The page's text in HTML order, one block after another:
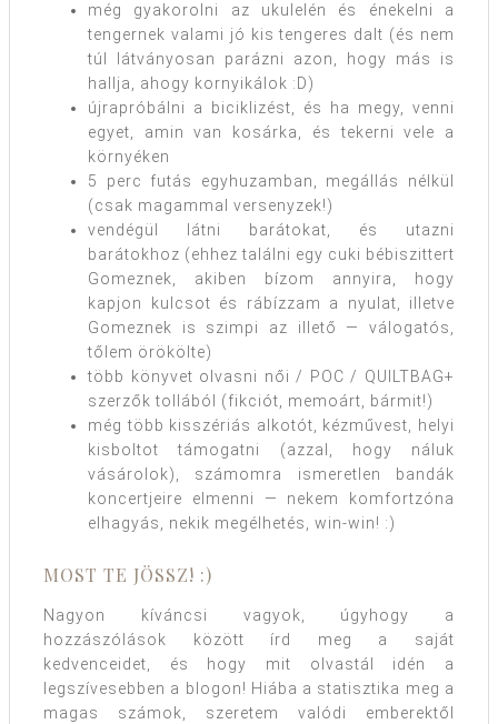
még gyakorolni az ukulelén és énekelni a
tengernek valami jó kis tengeres dalt (és nem
túl látványosan parázni azon, hogy más is
hallja, ahogy kornyikálok :D)
újrapróbálni a biciklizést, és ha megy, venni
egyet, amin van kosárka, és tekerni vele a
környéken
5 perc futás egyhuzamban, megállás nélkül
(csak magammal versenyzek!)
vendégül látni barátokat, és utazni
barátokhoz (ehhez találni egy cuki bébiszittert
Gomeznek, akiben bízom annyira, hogy
kapjon kulcsot és rábízzam a nyulat, illetve
Gomeznek is szimpi az illető — válogatós,
tőlem örökölte)
több könyvet olvasni női / POC / QUILTBAG+
szerzők tollából (fikciót, memoárt, bármit!)
még több kisszériás alkotót, kézművest, helyi
kisboltot támogatni (azzal, hogy náluk
vásárolok), számomra ismeretlen bandák
koncertjeire elmenni — nekem komfortzóna
elhagyás, nekik megélhetés, win-win! :)
MOST TE JÖSSZ! :)
Nagyon kíváncsi vagyok, úgyhogy a
hozzászólások között írd meg a saját
kedvenceidet, és hogy mit olvastál idén a
legszívesebben a blogon! Hiába a statisztika meg a
magas számok, szeretem valódi emberektől